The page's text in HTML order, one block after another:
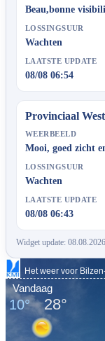
Beau,bonne
LOSSINGSUUR
Wachten
LAATSTE UPDATE
08/08 06:54
Provinciaal
WEERBEELD
Mooi, goed zicht
LOSSINGSUUR
Wachten
LAATSTE UPDATE
08/08 06:43
Widget update: